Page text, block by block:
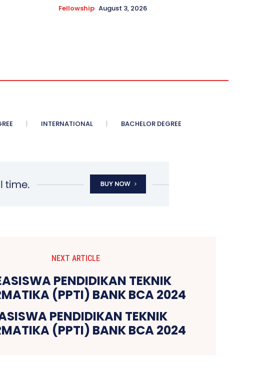
Fellowship August 3, 2026
INTERNATIONAL BACHELOR DEGREE
NEXT ARTICLE
PENDIDIKAN TEKNIK
(PPTI) BANK BCA 2024